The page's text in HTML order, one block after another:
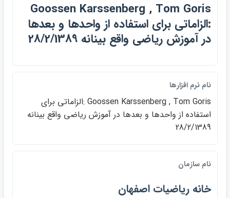
Goossen Karssenberg , Tom Goris
:الزاماتي براي استفاده از واحدها و بعدها
در آموزش رياضي واقع بينانه 28/2/1389
نام نرم افزارها
Goossen Karssenberg , Tom Goris :الزاماتي براي
استفاده از واحدها و بعدها در آموزش رياضي واقع بينانه
28/2/1389
نام سازمان
خانه رياضيات اصفهان